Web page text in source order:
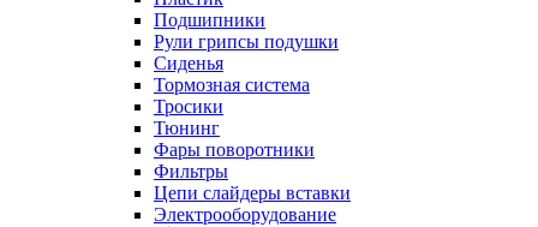
Подшипники
Рули грипсы подушки
Сиденья
Тормозная система
Тросики
Тюнинг
Фары поворотники
Фильтры
Цепи слайдеры вставки
Электрооборудование